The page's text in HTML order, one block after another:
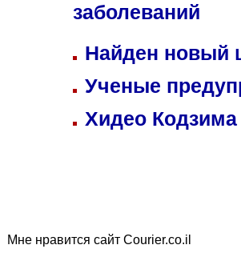
заболеваний
Найден
Ученые
Хидео
Мне нравится сайт Courier.co.il